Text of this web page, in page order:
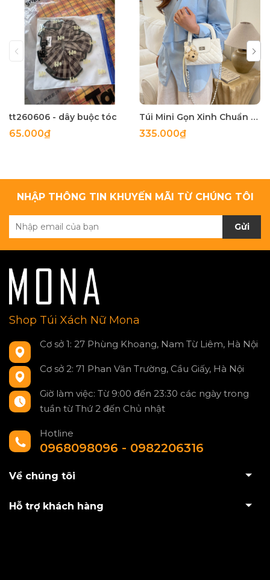
tt260606 - dây buộc tóc
65.000₫
Túi Mini Gọn Xinh Chuẩn Gu - tt260518
335.000₫
NHẬP THÔNG TIN KHUYẾN MÃI TỪ CHÚNG TÔI
Gửi
Shop Túi Xách Nữ Mona
Cơ sở 1: 27 Phùng Khoang, Nam Từ Liêm, Hà Nội
Cơ sở 2: 71 Phan Văn Trường, Cầu Giấy, Hà Nội
Giờ làm việc: Từ 9:00 đến 23:30 các ngày trong
tuần từ Thứ 2 đến Chủ nhật
Hotline
0968098096 - 0982206316
Về chúng tôi
Hỗ trợ khách hàng